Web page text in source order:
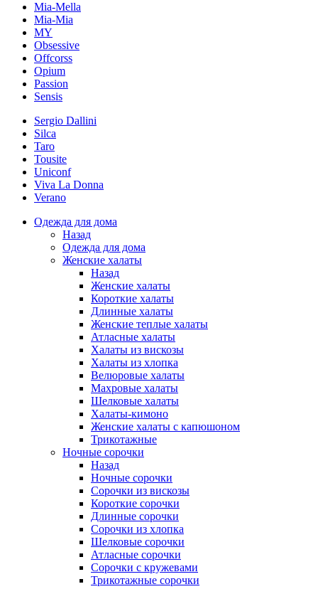
Mia-Mella
Mia-Mia
MY
Obsessive
Offcorss
Opium
Passion
Sensis
Sergio Dallini
Silca
Taro
Tousite
Uniconf
Viva La Donna
Verano
Одежда для дома
Назад
Одежда для дома
Женские халаты
Назад
Женские халаты
Короткие халаты
Длинные халаты
Женские теплые халаты
Атласные халаты
Халаты из вискозы
Халаты из хлопка
Велюровые халаты
Махровые халаты
Шелковые халаты
Халаты-кимоно
Женские халаты с капюшоном
Трикотажные
Ночные сорочки
Назад
Ночные сорочки
Сорочки из вискозы
Короткие сорочки
Длинные сорочки
Сорочки из хлопка
Шелковые сорочки
Атласные сорочки
Сорочки с кружевами
Трикотажные сорочки